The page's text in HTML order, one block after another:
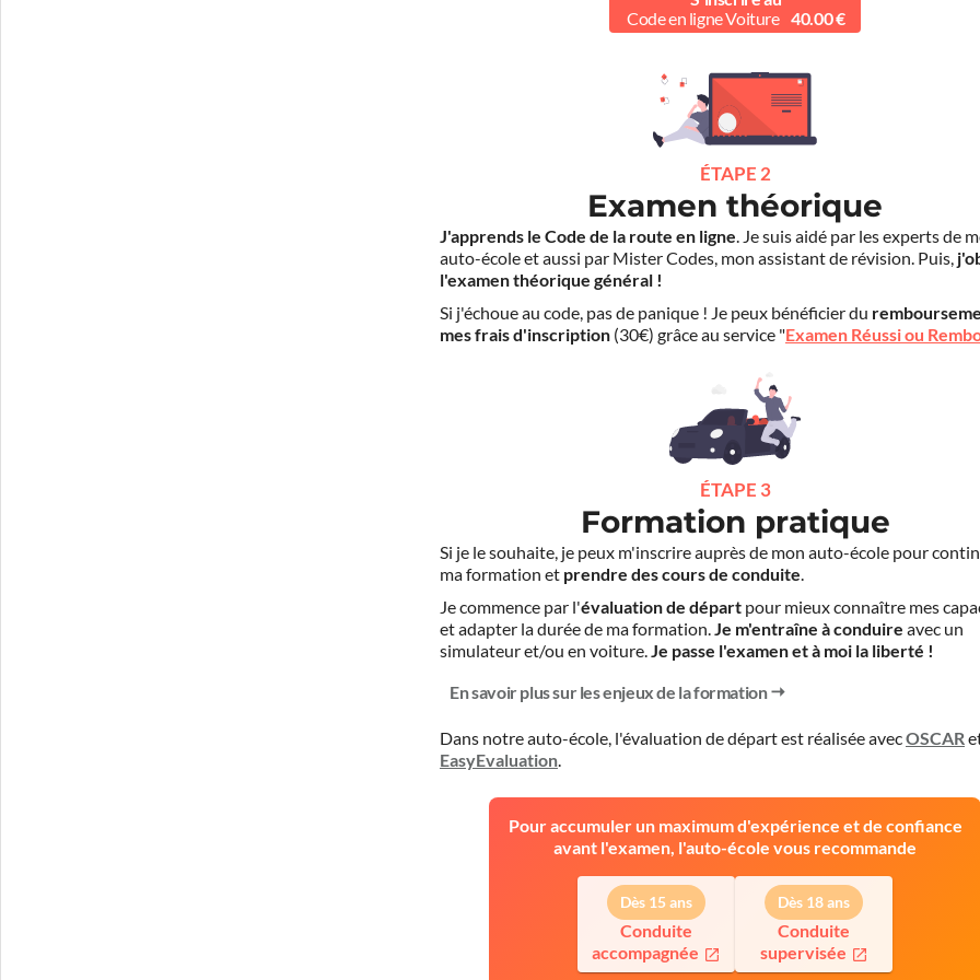
Code en ligne Voiture 40.00 €
ÉTAPE 2
Examen théorique
J'apprends le Code de la route en ligne. Je suis aidé par les experts de
auto-école et aussi par Mister Codes, mon assistant de révision. Puis,
l'examen théorique général !
Si j'échoue au code, pas de panique ! Je peux bénéficier du
mes frais d'inscription (30€) grâce au service "Examen Réussi ou
ÉTAPE 3
Formation pratique
Si je le souhaite, je peux m'inscrire auprès de mon auto-école pour
ma formation et prendre des cours de conduite.
Je commence par l'évaluation de départ pour mieux connaître mes
et adapter la durée de ma formation.Je m'entraîne à conduire avec un
simulateur et/ou en voiture.Je passe l'examen et à moi la liberté !
En savoir plus sur les enjeux de la formation
Dans notre auto-école, l'évaluation de départ est réalisée avecOSCAR
EasyEvaluation.
Pour accumuler un maximum d'expérience et de confiance
avant l'examen, l'auto-école vous recommande
Dès 15 ans
Conduite
accompagnée
Dès 18 ans
Conduite
supervisée